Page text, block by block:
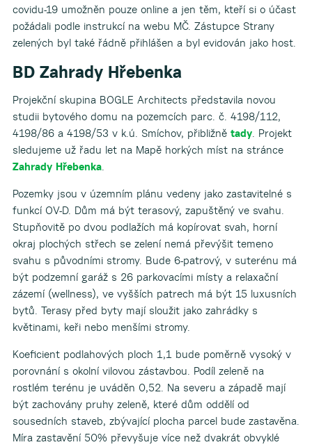
covidu-19 umožněn pouze online a jen těm, kteří si o účast
požádali podle instrukcí na webu MČ. Zástupce Strany
zelených byl také řádně přihlášen a byl evidován jako host.
BD Zahrady Hřebenka
Projekční skupina BOGLE Architects představila novou
studii bytového domu na pozemcích parc. č. 4198/112,
4198/86 a 4198/53 v k.ú. Smíchov, přibližně tady. Projekt
sledujeme už řadu let na Mapě horkých míst na stránce
Zahrady Hřebenka.
Pozemky jsou v územním plánu vedeny jako zastavitelné s
funkcí OV-D. Dům má být terasový, zapuštěný ve svahu.
Stupňovitě po dvou podlažích má kopírovat svah, horní
okraj plochých střech se zelení nemá převýšit temeno
svahu s původními stromy. Bude 6-patrový, v suterénu má
být podzemní garáž s 26 parkovacími místy a relaxační
zázemí (wellness), ve vyšších patrech má být 15 luxusních
bytů. Terasy před byty mají sloužit jako zahrádky s
květinami, keři nebo menšími stromy.
Koeficient podlahových ploch 1,1 bude poměrně vysoký v
porovnání s okolní vilovou zástavbou. Podíl zeleně na
rostlém terénu je uváděn 0,52. Na severu a západě mají
být zachovány pruhy zeleně, které dům oddělí od
sousedních staveb, zbývající plocha parcel bude zastavěna.
Míra zastavění 50% převyšuje více než dvakrát obvyklé